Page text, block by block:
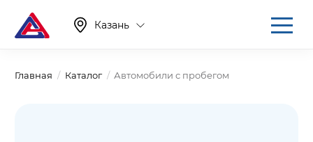
Казань
Главная Каталог Автомобили с пробегом